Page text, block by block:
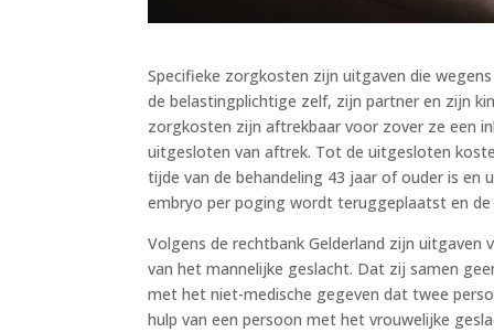
Specifieke zorgkosten zijn uitgaven die
de belastingplichtige zelf, zijn partner en zijn
zorgkosten zijn aftrekbaar voor zover ze een
uitgesloten van aftrek. Tot de uitgesloten
tijde van de behandeling 43 jaar of ouder is en
embryo per poging wordt teruggeplaatst en
Volgens de rechtbank Gelderland zijn
van het mannelijke geslacht. Dat zij samen
met het niet-medische gegeven dat twee
hulp van een persoon met het vrouwelijke